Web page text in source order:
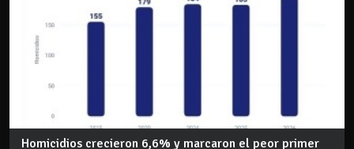
Homicidios crecieron 6,6% y marcaron el peor primer